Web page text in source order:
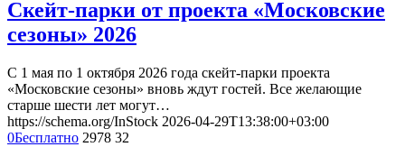
Скейт-парки от проекта «Московские
сезоны» 2026
С 1 мая по 1 октября 2026 года скейт-парки проекта
«Московские сезоны» вновь ждут гостей. Все желающие
старше шести лет могут…
https://schema.org/InStock 2026-04-29T13:38:00+03:00
0Бесплатно 2978 32